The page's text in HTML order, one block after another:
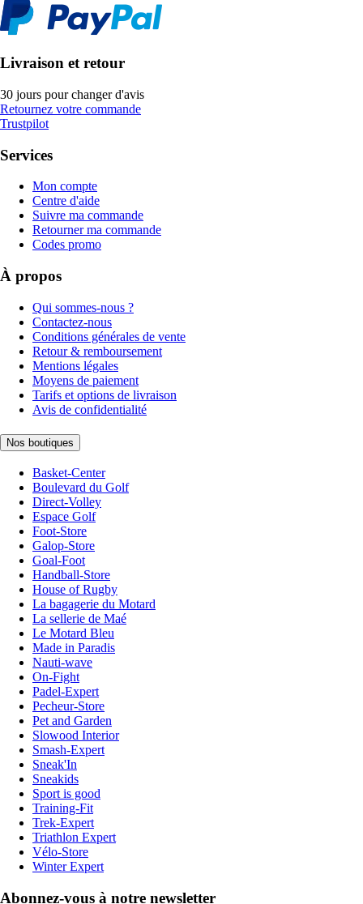
Livraison et retour
30 jours pour changer d'avis
Retournez votre commande
Trustpilot
Services
Mon compte
Centre d'aide
Suivre ma commande
Retourner ma commande
Codes promo
À propos
Qui sommes-nous ?
Contactez-nous
Conditions générales de vente
Retour & remboursement
Mentions légales
Moyens de paiement
Tarifs et options de livraison
Avis de confidentialité
Nos boutiques
Basket-Center
Boulevard du Golf
Direct-Volley
Espace Golf
Foot-Store
Galop-Store
Goal-Foot
Handball-Store
House of Rugby
La bagagerie du Motard
La sellerie de Maé
Le Motard Bleu
Made in Paradis
Nauti-wave
On-Fight
Padel-Expert
Pecheur-Store
Pet and Garden
Slowood Interior
Smash-Expert
Sneak'In
Sneakids
Sport is good
Training-Fit
Trek-Expert
Triathlon Expert
Vélo-Store
Winter Expert
Abonnez-vous à notre newsletter